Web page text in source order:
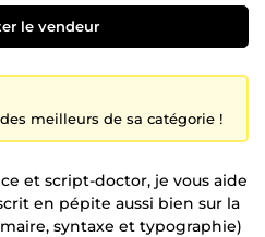
le vendeur
meilleurs de sa catégorie !
et script-doctor, je vous aide
en pépite aussi bien sur la
syntaxe et typographie)